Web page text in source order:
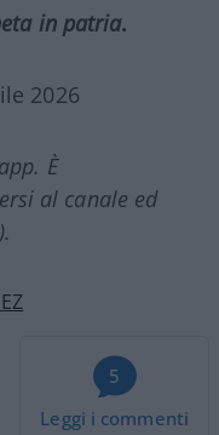
in patria.
2026
È
al canale ed
5
Leggi i commenti